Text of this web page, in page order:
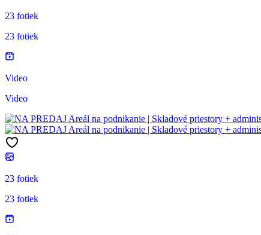
23 fotiek
23 fotiek
Video
Video
23 fotiek
23 fotiek